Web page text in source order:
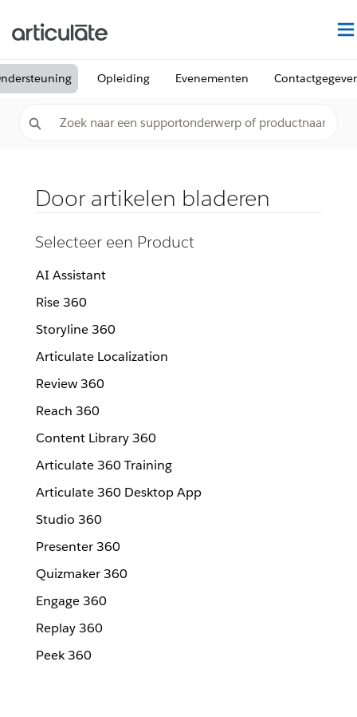
Opleiding Evenementen
Door artikelen bladeren
Selecteer een Product
AI Assistant
Rise 360
Storyline 360
Articulate Localization
Review 360
Reach 360
Content Library 360
Articulate 360 Training
Articulate 360 Desktop App
Studio 360
Presenter 360
Quizmaker 360
Engage 360
Replay 360
Peek 360